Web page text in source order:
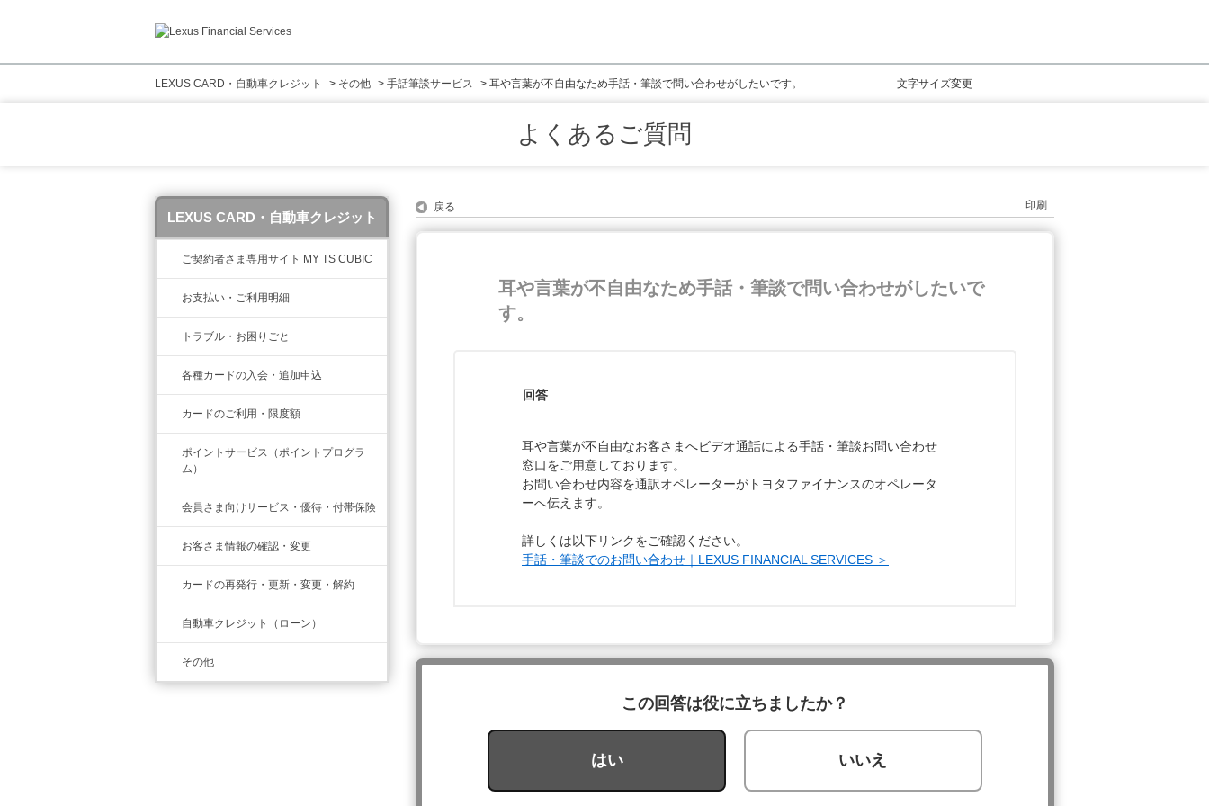
文字サイズ変更
LEXUS CARD・自動車クレジット > その他 > 手話筆談サービス > 耳や言葉が不自由なため手話・筆談で問い合わせがしたいです。
LEXUS CARD・自動車クレジット
ご契約者さま専用サイト MY TS CUBIC
お支払い・ご利用明細
トラブル・お困りごと
各種カードの入会・追加申込
カードのご利用・限度額
ポイントサービス（ポイントプログラ
ム）
会員さま向けサービス・優待・付帯保険
お客さま情報の確認・変更
カードの再発行・更新・変更・解約
自動車クレジット（ローン）
その他
よくあるご質問
戻る 印刷
耳や言葉が不自由なため手話・筆談で問い合わせがしたいで
す。
回答
耳や言葉が不自由なお客さまへビデオ通話による手話・筆談お問い合わせ
窓口をご用意しております。
お問い合わせ内容を通訳オペレーターがトヨタファイナンスのオペレータ
ーへ伝えます。
詳しくは以下リンクをご確認ください。
手話・筆談でのお問い合わせ｜LEXUS FINANCIAL SERVICES ＞
この回答は役に立ちましたか？
はい いいえ